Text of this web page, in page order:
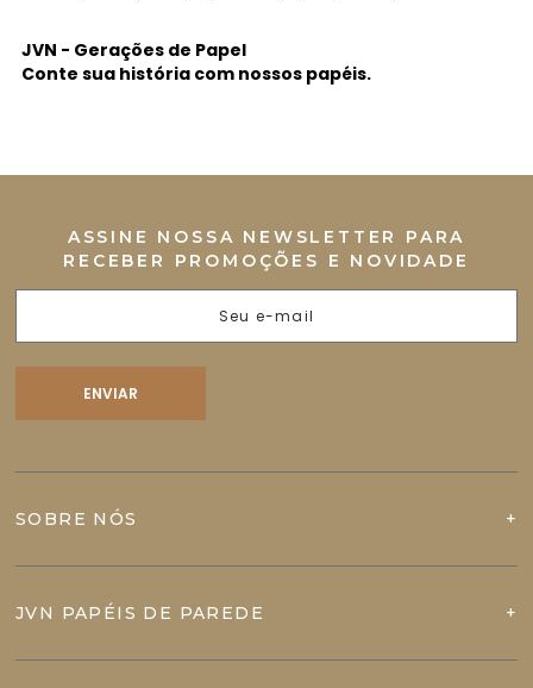
JVN - Gerações de Papel
Conte sua história com nossos papéis.
SOBRE NÓS
JVN PAPÉIS DE PAREDE
ASSINE NOSSA NEWSLETTER PARA
RECEBER PROMOÇÕES E NOVIDADE